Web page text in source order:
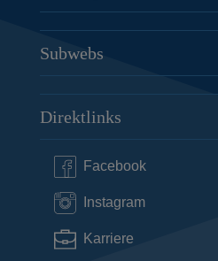
Subwebs
Direktlinks
Facebook
Instagram
Karriere